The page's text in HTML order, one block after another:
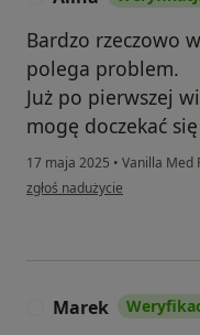
Bardzo rzeczowo
polega problem.
Już po pierwszej
mogę doczekać
17 maja 2025 • Vanilla Med
w opinii użytkownika Alina
zgłoś nadużycie
Marek